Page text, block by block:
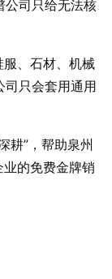
公司只给无法核
、石材、机械
司只会套用通用
耕”，帮助泉州
的免费金牌销